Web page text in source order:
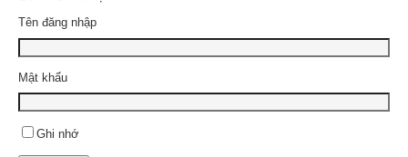
Tên đăng nhập
Mật khẩu
Ghi nhớ